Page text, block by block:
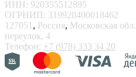
ИНН: 920355512895
ОГРНИП: 319920400018462
127051 , Россия, Московская обл.
переулок, 4
Телефон: +7 (978) 333 34 20